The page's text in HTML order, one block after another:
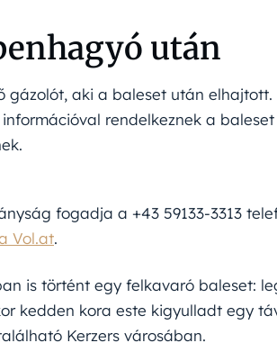
után
gázolót, aki a baleset után
rendelkeznek a baleset
fogadja a +43 59133-3313
Vol.at.
is történt egy felkavaró baleset:
kedden kora este kigyulladt egy
Kerzers városában.